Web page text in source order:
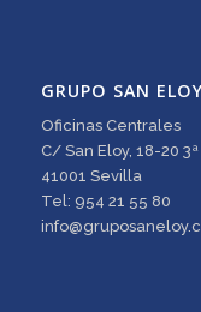
GRUPO SAN ELOY
Oficinas Centrales
C/ San Eloy, 18-20 3ª
41001 Sevilla
Tel: 954 21 55 80